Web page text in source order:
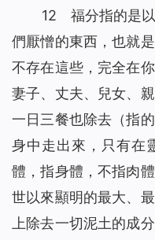
12 福分指的是
們厭憎的東西，也就
不存在這些，完全在
妻子、丈夫、兒女、
一日三餐也除去（指
身中走出來，只有在
體，指身體，不指肉
世以來顯明的最大、
上除去一切泥土的成